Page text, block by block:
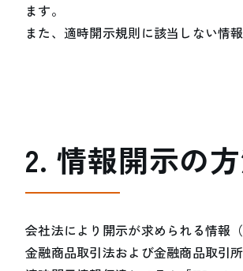
ます。
また、適時開示規則に該当しない情
2. 情報開示の
会社法により開示が求められる情報
金融商品取引法および金融商品取引